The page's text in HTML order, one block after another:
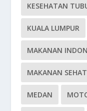
KESEHATAN
KUALA LUMPUR
MAKANAN
MAKANAN SEHAT
MEDAN